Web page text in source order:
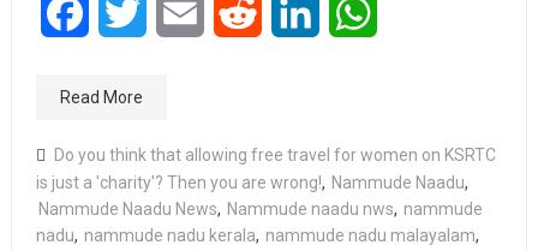
FacebookTwitter Email Reddit LinkedIn
Read More
Do you think that allowing free travel for women on KSRTC
is just a 'charity'? Then you are wrong!, Nammude Naadu,
Nammude Naadu News, Nammude naadu nws, nammude
nadu, nammude nadu kerala, nammude nadu malayalam,